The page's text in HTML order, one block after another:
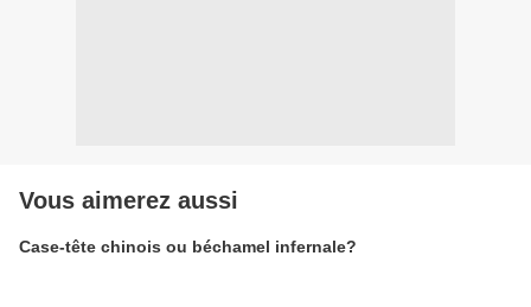
Vous aimerez aussi
Case-tête chinois ou béchamel infernale?